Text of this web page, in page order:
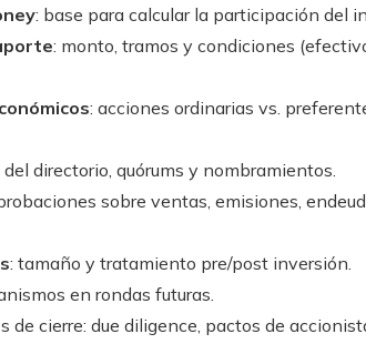
: base para calcular la participación del
: monto, tramos y condiciones
: acciones ordinarias vs.
directorio, quórums y nombramientos.
sobre ventas, emisiones,
: tamaño y tratamiento pre/post inversión.
en rondas futuras.
de cierre: due diligence, pactos de